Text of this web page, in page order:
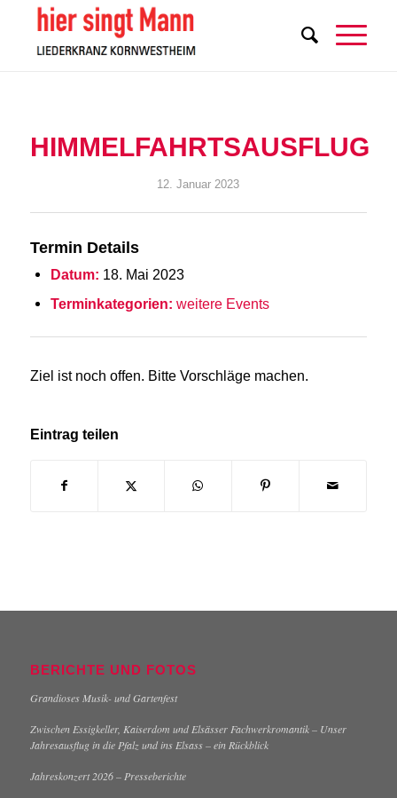
HIMMELFAHRTSAUSFLUG
12. Januar 2023
Termin Details
Datum: 18. Mai 2023
Terminkategorien: weitere Events
Ziel ist noch offen. Bitte Vorschläge machen.
Eintrag teilen
BERICHTE UND FOTOS
Grandioses Musik- und Gartenfest
Zwischen Essigkeller, Kaiserdom und Elsässer Fachwerkromantik – Unser
Jahresausflug in die Pfalz und ins Elsass – ein Rückblick
Jahreskonzert 2026 – Presseberichte